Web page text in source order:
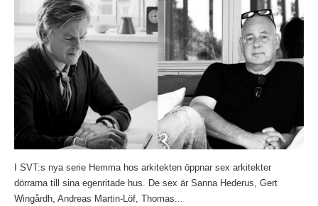
I SVT:s nya serie Hemma hos arkitekten öppnar sex arkitekter
dörrarna till sina egenritade hus. De sex är Sanna Hederus, Gert
Wingårdh, Andreas Martin-Löf, Thomas...